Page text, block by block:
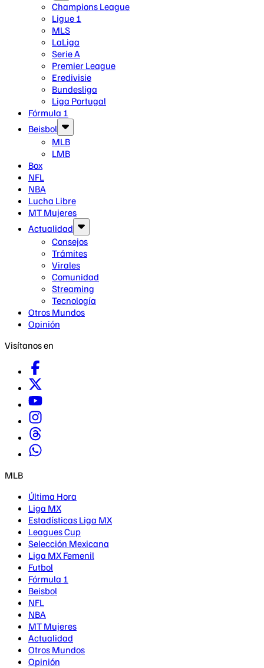
Champions League
Ligue 1
MLS
LaLiga
Serie A
Premier League
Eredivisie
Bundesliga
Liga Portugal
Fórmula 1
Beisbol
MLB
LMB
Box
NFL
NBA
Lucha Libre
MT Mujeres
Actualidad
Consejos
Trámites
Virales
Comunidad
Streaming
Tecnología
Otros Mundos
Opinión
Visítanos en
MLB
Última Hora
Liga MX
Estadísticas Liga MX
Leagues Cup
Selección Mexicana
Liga MX Femenil
Futbol
Fórmula 1
Beisbol
NFL
NBA
MT Mujeres
Actualidad
Otros Mundos
Opinión